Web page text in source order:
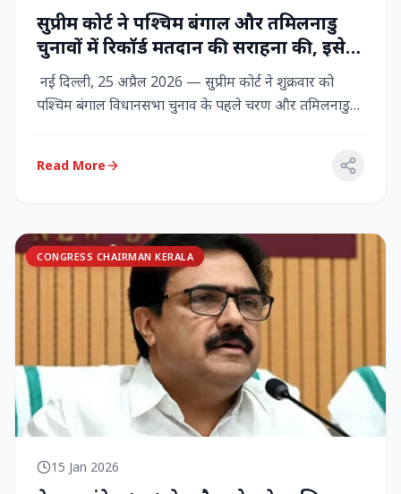
सुप्रीम कोर्ट ने पश्चिम बंगाल और तमिलनाडु
चुनावों में रिकॉर्ड मतदान की सराहना की, इसे
नागरिक शक्ति का प्रदर्शन बताया
नई दिल्ली, 25 अप्रैल 2026 — सुप्रीम कोर्ट ने शुक्रवार को
पश्चिम बंगाल विधानसभा चुनाव के पहले चरण और तमिलनाडु
Read More
CONGRESS CHAIRMAN KERALA
15 Jan 2026